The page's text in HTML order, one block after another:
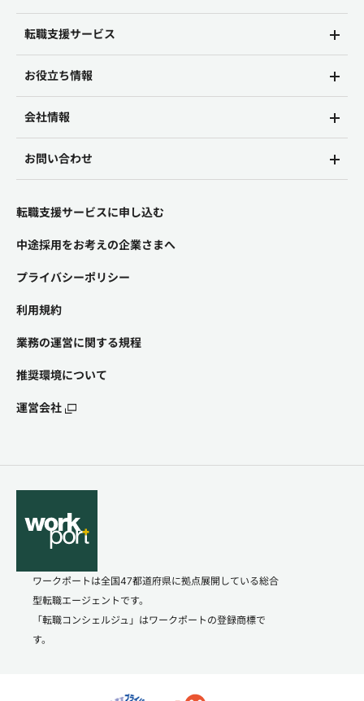
転職支援サービス
お役立ち情報
会社情報
お問い合わせ
転職支援サービスに申し込む
中途採用をお考えの企業さまへ
プライバシーポリシー
利用規約
業務の運営に関する規程
推奨環境について
運営会社
ワークポートは全国47都道府県に拠点展開している総合
型転職エージェントです。
「転職コンシェルジュ」はワークポートの登録商標で
す。